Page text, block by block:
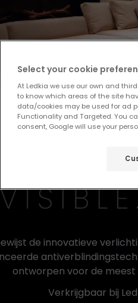
de innovatieve
ontworpen voor de meest
Verkrijgbaar bij
Select your cookie
At Ledkia we use our own and
to know which areas of the site
data/cookies may be used for ad
Functionality and Targeted. You
consent, Google will use your